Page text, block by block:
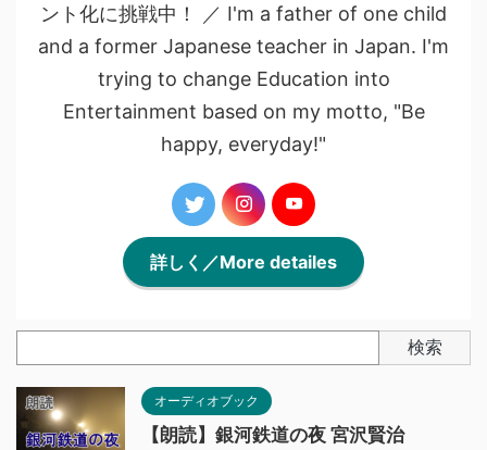
ント化に挑戦中！ ／ I'm a father of one child
and a former Japanese teacher in Japan. I'm
trying to change Education into
Entertainment based on my motto, "Be
happy, everyday!"
詳しく／More detailes
検索
オーディオブック
【朗読】銀河鉄道の夜 宮沢賢治